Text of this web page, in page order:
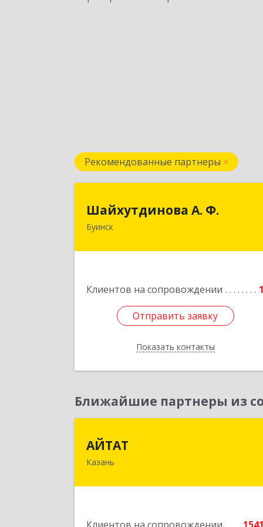
Рекомендованные партнеры
Шайхутдинова А. Ф.
Буинск
Клиентов на сопровождении 1
Отправить заявку
Показать контакты
РТ, г.Буинск, ул.Р.Люксембург, д.144Б
Отправить заявку
Назад
Ближайшие партнеры из
АЙТАТ
Казань420097, Татарстан Респ, г.о. город
Подробнее